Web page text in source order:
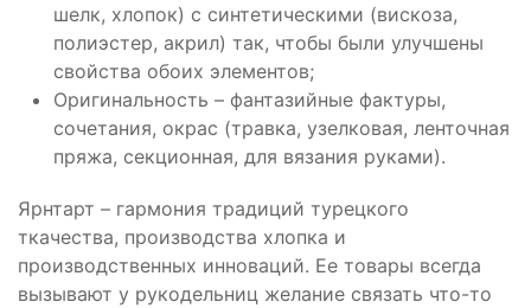
шелк, хлопок) с синтетическими (вискоза,
полиэстер, акрил) так, чтобы были улучшены
свойства обоих элементов;
Оригинальность – фантазийные фактуры,
сочетания, окрас (травка, узелковая, ленточная
пряжа, секционная, для вязания руками).
Ярнтарт – гармония традиций турецкого
ткачества, производства хлопка и
производственных инноваций. Ее товары всегда
вызывают у рукодельниц желание связать что-то